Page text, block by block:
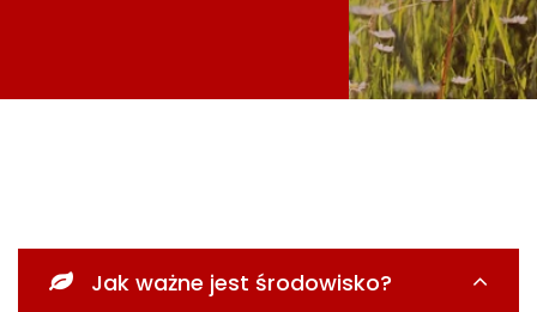
Jak ważne jest środowisko?